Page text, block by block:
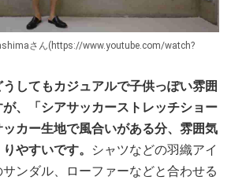
さん(https://www.youtube.com/watch?
してもカジュアルで子供っぽい雰囲
、「シアサッカーストレッチショー
ッカー生地で風合いがある分、雰囲気
やすいです。
シャツなどの羽織アイ
ンダル、ローファーなどと合わせる